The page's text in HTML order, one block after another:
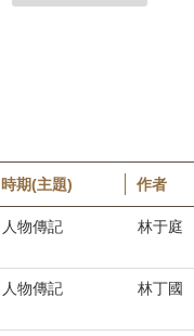
時期(主題) 作者
人物傳記 林于庭
人物傳記 林丁國